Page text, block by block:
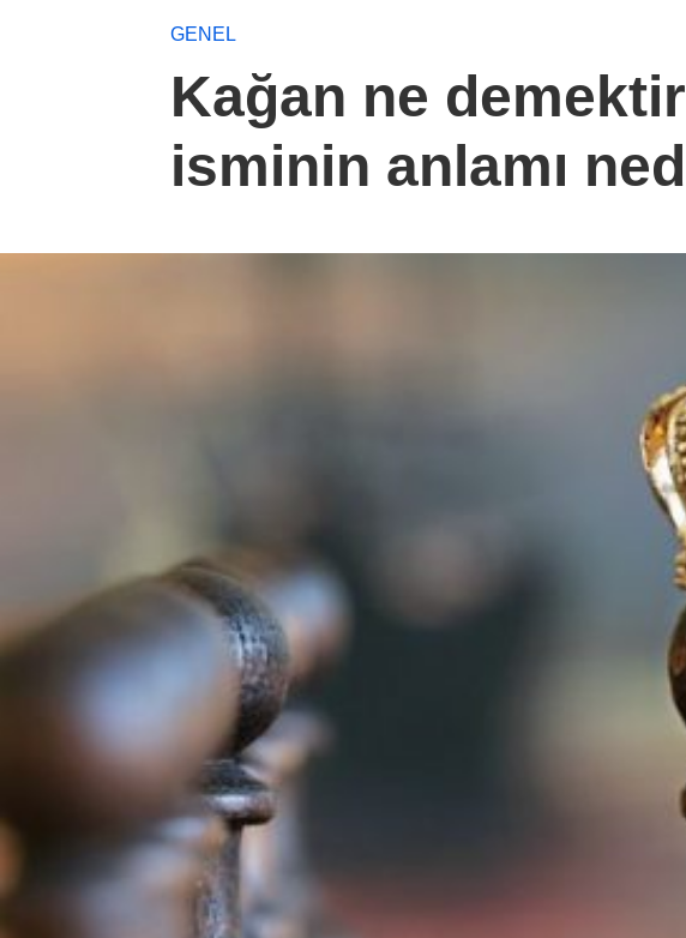
GENEL
Kağan ne
isminin anlamı